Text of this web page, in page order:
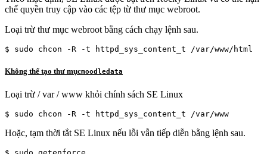
chế quyền truy cập vào các tệp từ thư mục webroot.
Loại trừ thư mục webroot bằng cách chạy lệnh sau.
Không thể tạo thư mụcmoodledata
Loại trừ / var / www khỏi chính sách SE Linux
Hoặc, tạm thời tắt SE Linux nếu lỗi vẫn tiếp diễn bằng lệnh sau.